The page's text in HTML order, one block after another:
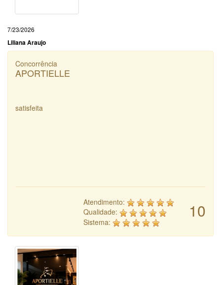
7/23/2026
Liliana Araujo
Concorrência
APORTIELLE
satisfeita
10
Atendimento:
Qualidade:
Sistema: